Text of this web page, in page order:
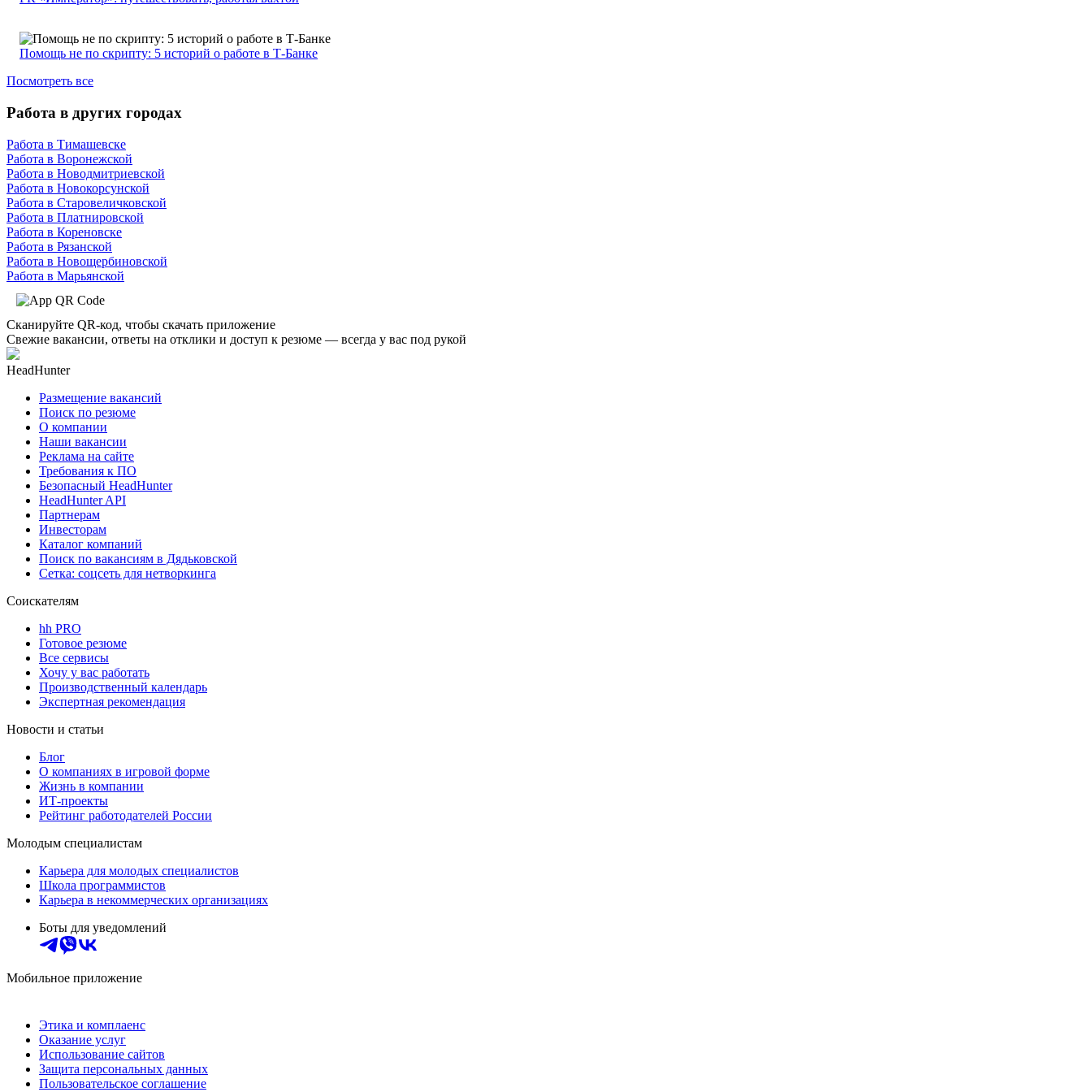
Помощь не по скрипту: 5 историй о работе в Т-Банке
Посмотреть все
Работа в других городах
Работа в Тимашевске
Работа в Воронежской
Работа в Новодмитриевской
Работа в Новокорсунской
Работа в Старовеличковской
Работа в Платнировской
Работа в Кореновске
Работа в Рязанской
Работа в Новощербиновской
Работа в Марьянской
Сканируйте QR-код, чтобы скачать приложение
Свежие вакансии, ответы на отклики и доступ к резюме — всегда у вас под рукой
HeadHunter
Размещение вакансий
Поиск по резюме
О компании
Наши вакансии
Реклама на сайте
Требования к ПО
Безопасный HeadHunter
HeadHunter API
Партнерам
Инвесторам
Каталог компаний
Поиск по вакансиям в Дядьковской
Сетка: соцсеть для нетворкинга
Соискателям
hh PRO
Готовое резюме
Все сервисы
Хочу у вас работать
Производственный календарь
Экспертная рекомендация
Новости и статьи
Блог
О компаниях в игровой форме
Жизнь в компании
ИТ-проекты
Рейтинг работодателей России
Молодым специалистам
Карьера для молодых специалистов
Школа программистов
Карьера в некоммерческих организациях
Боты для уведомлений
Мобильное приложение
Этика и комплаенс
Оказание услуг
Использование сайтов
Защита персональных данных
Пользовательское соглашение